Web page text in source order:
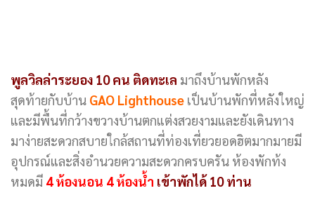
พูลวิลล่าระยอง 10 คน ติดทะเล มาถึงบ้านพักหลัง
สุดท้ายกับบ้าน GAO Lighthouse เป็นบ้านพักที่หลังใหญ่
และมีพื้นที่กว้างขวางบ้านตกแต่งสวยงามและยังเดินทาง
มาง่ายสะดวกสบายใกล้สถานที่ท่องเที่ยวยอดฮิตมากมายมี
อุปกรณ์และสิ่งอำนวยความสะดวกครบครัน ห้องพักท้ง
หมดมี 4 ห้องนอน 4 ห้องน้ำ เข้าพักได้ 10 ท่าน